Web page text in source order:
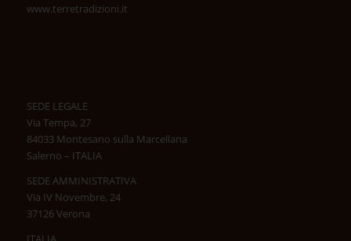
www.terretradizioni.it
SEDE LEGALE
Via Tempa, 27
84033 Montesano sulla Marcellana
Salerno – ITALIA
SEDE AMMINISTRATIVA
Via IV Novembre, 24
37126 Verona